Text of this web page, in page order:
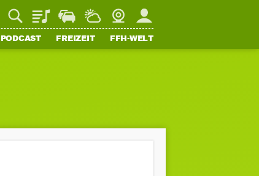
PlaylistStaupilotWetterWebcamMein FFH
PODCAST FREIZEIT FFH-WELT